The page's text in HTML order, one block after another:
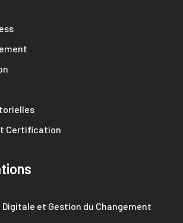
Certification
et Gestion du Changement